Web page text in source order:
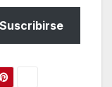
Suscribirse